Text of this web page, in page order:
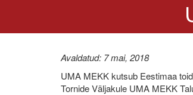
Avaldatud: 7 mai, 2018
UMA MEKK kutsub Eestimaa
Tornide Väljakule UMA MEKK